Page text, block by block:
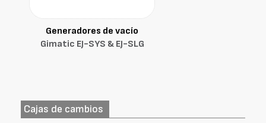
Generadores de vacío
Gimatic EJ-SYS & EJ-SLG
Cajas de cambios